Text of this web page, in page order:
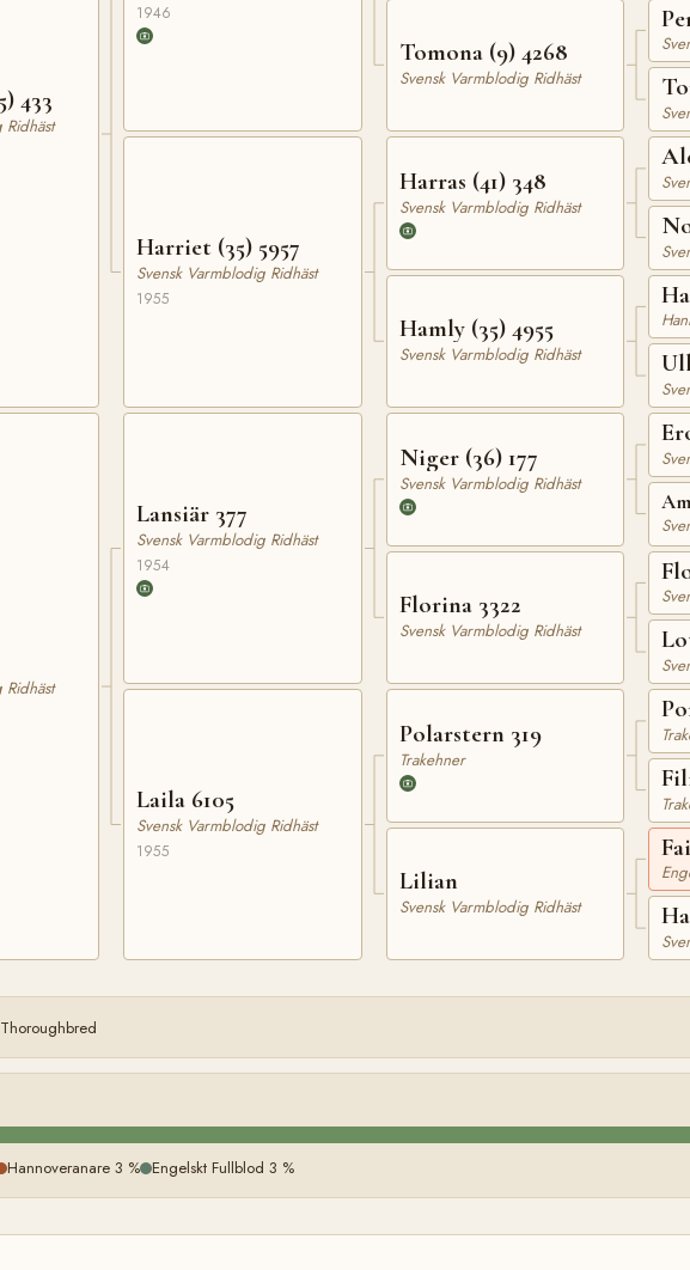
433
1946
Harriet (35) 5957
Svensk Varmblodig Ridhäst
1955
Lansiär 377
Svensk Varmblodig Ridhäst
1954
Laila 6105
Svensk Varmblodig Ridhäst
1955
Tomona (9) 4268
Svensk Varmblodig Ridhäst
Harras (41) 348
Svensk Varmblodig Ridhäst
Hamly (35) 4955
Svensk Varmblodig Ridhäst
Niger (36) 177
Svensk Varmblodig Ridhäst
Florina 3322
Svensk Varmblodig Ridhäst
Polarstern 319
Trakehner
Lilian
Svensk Varmblodig Ridhäst
Hannoveranare 3 % Engelskt Fullblod 3 %